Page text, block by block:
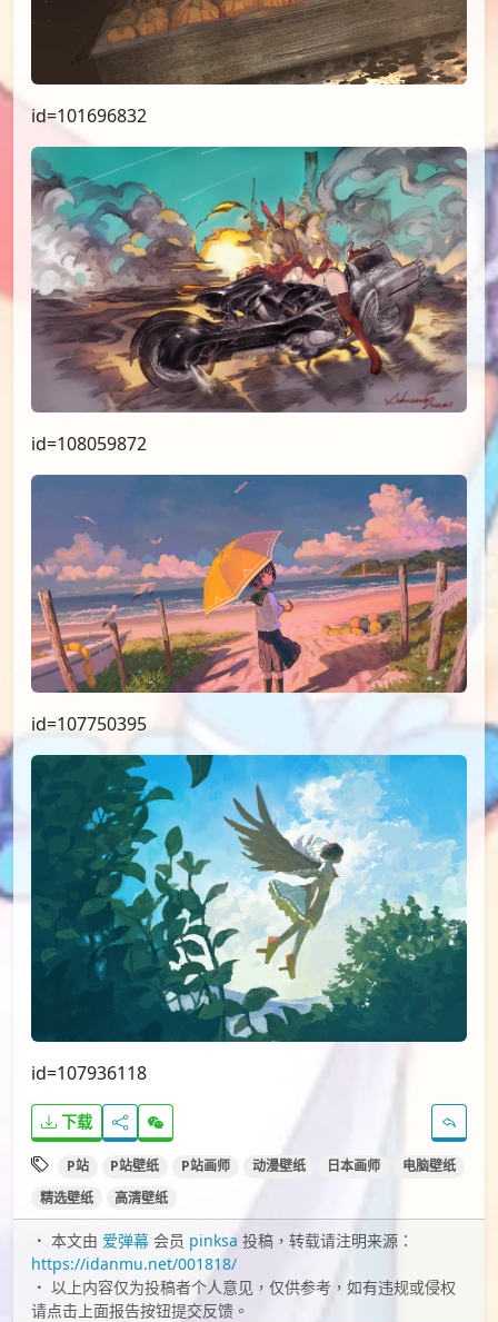
id=101696832
id=108059872
id=107750395
id=107936118
下载
P站 P站壁纸 P站画师 动漫壁纸 日本画师
电脑壁纸
精选壁纸
高清壁纸
本文由 爱弹幕 会员 pinksa 投稿，转载请注明来源：
https://idanmu.net/001818/
以上内容仅为投稿者个人意见，仅供参考，如有违规或侵权
请点击上面报告按钮提交反馈。